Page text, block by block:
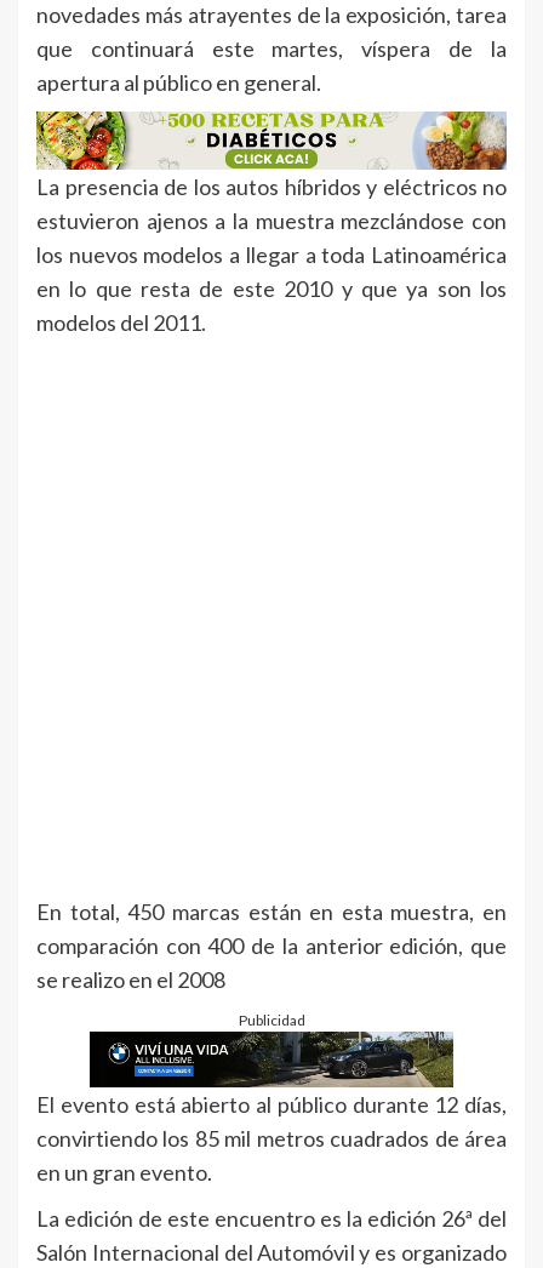
novedades más atrayentes de la exposición, tarea
que continuará este martes, víspera de la
apertura al público en general.
La presencia de los autos híbridos y eléctricos no
estuvieron ajenos a la muestra mezclándose con
los nuevos modelos a llegar a toda Latinoamérica
en lo que resta de este 2010 y que ya son los
modelos del 2011.
En total, 450 marcas están en esta muestra, en
comparación con 400 de la anterior edición, que
se realizo en el 2008
Publicidad
El evento está abierto al público durante 12 días,
convirtiendo los 85 mil metros cuadrados de área
en un gran evento.
La edición de este encuentro es la edición 26ª del
Salón Internacional del Automóvil y es organizado